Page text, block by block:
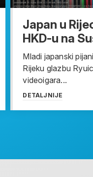
Japan u
HKD-u na
Mladi japanski
Rijeku glazbu
videoigara...
DETALJNIJE